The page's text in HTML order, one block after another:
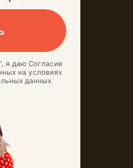
я даю Согласие
на условиях
данных